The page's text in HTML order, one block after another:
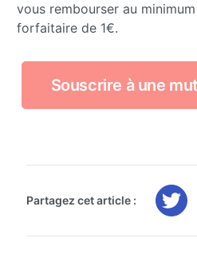
vous rembourser au minimum
forfaitaire de 1€.
Souscrire à une
Partagez cet article :